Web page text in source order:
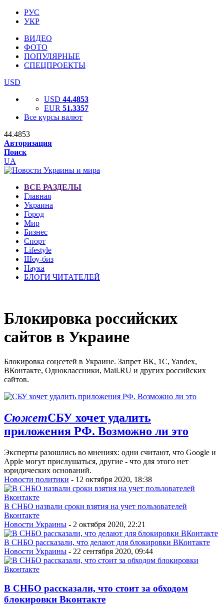
РУС
УКР
ВИДЕО
ФОТО
ПОПУЛЯРНЫЕ
СПЕЦПРОЕКТЫ
USD
USD 44.4853
EUR 51.3357
Все курсы валют
44.4853
Авторизация
Поиск
UA
ВСЕ РАЗДЕЛЫ
Главная
Украина
Город
Мир
Бизнес
Спорт
Lifestyle
Шоу-биз
Наука
БЛОГИ ЧИТАТЕЛЕЙ
Блокировка российских
сайтов в Украине
Блокировка соцсетей в Украине. Запрет ВК, 1C, Yandex,
ВКонтакте, Одноклассники, Mail.RU и других российских
сайтов.
СюжетСБУ хочет удалить
приложения РФ. Возможно ли это
Эксперты разошлись во мнениях: одни считают, что Google и
Apple могут прислушаться, другие - что для этого нет
юридических оснований.
Новости политики - 12 октября 2020, 18:38
В СНБО назвали сроки взятия на учет пользователей
Вконтакте
Новости Украины - 2 октября 2020, 22:21
В СНБО рассказали, что делают для блокировки ВКонтакте
Новости Украины - 22 сентября 2020, 09:44
В СНБО рассказали, что стоит за обходом
блокировки Вконтакте